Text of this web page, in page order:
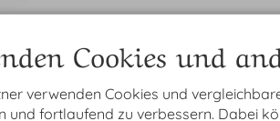
Hause haben?
Cookies und
verwenden Cookies und
und fortlaufend zu verbessern. Dabei